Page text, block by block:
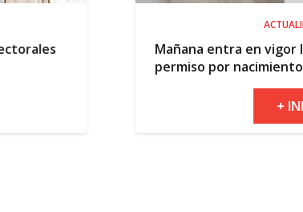
Mañana entra en vigor la ampliación del
permiso por nacimiento